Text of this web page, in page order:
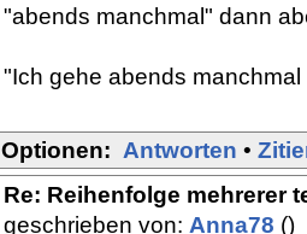
"abends manchmal" dann
"Ich gehe abends
Optionen: Antworten •
Re: Reihenfolge mehrerer
geschrieben von: Anna78 ()